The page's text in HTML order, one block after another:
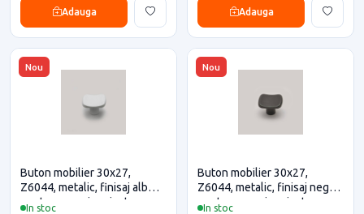
Adauga Adauga
Nou
In stoc
Buton mobilier 30x27,
Z6044, metalic, finisaj alb
pentru casa si proiecte
Nou
In stoc
Buton mobilier 30x27,
Z6044, metalic, finisaj negru
pentru casa si proiecte